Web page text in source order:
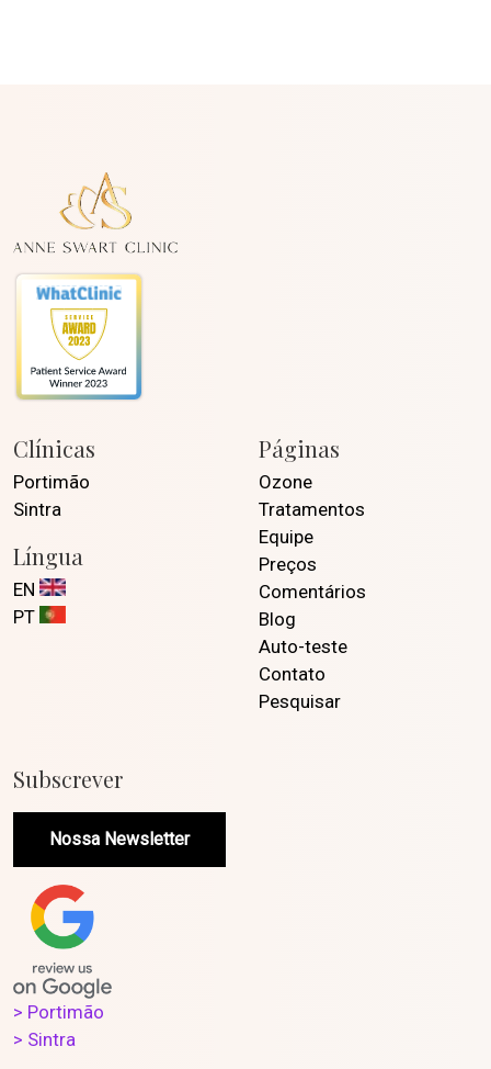
Clínicas
Portimão
Sintra
Língua
EN
PT
Páginas
Ozone
Tratamentos
Equipe
Preços
Comentários
Blog
Auto-teste
Contato
Pesquisar
Subscrever
Nossa Newsletter
> Portimão
> Sintra